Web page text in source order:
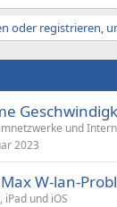
oder registrieren,
und
2023
W-lan-
iPad und iOS